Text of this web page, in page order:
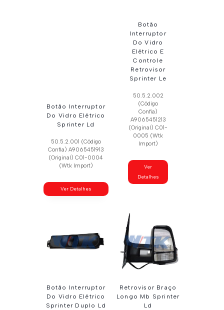
Botão Interruptor
Do Vidro Elétrico
Sprinter Ld
50.5.2.001 (Código
Confia) A9065451913
(Original) C01-0004
(Wtk Import)
Ver Detalhes
Botão
Interruptor
Do Vidro
Elétrico E
Controle
Retrovisor
Sprinter Le
50.5.2.002
(Código
Confia)
A9065451213
(Original) C01-
0005 (Wtk
Import)
Ver
Detalhes
Botão Interruptor
Do Vidro Elétrico
Sprinter Duplo Ld
Retrovisor Braço
Longo Mb Sprinter
Ld